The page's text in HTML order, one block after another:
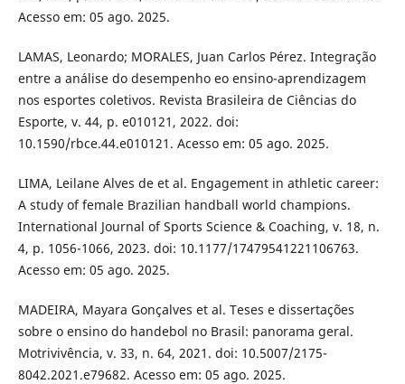
Acesso em: 05 ago. 2025.
LAMAS, Leonardo; MORALES, Juan Carlos Pérez. Integração
entre a análise do desempenho eo ensino-aprendizagem
nos esportes coletivos. Revista Brasileira de Ciências do
Esporte, v. 44, p. e010121, 2022. doi:
10.1590/rbce.44.e010121. Acesso em: 05 ago. 2025.
LIMA, Leilane Alves de et al. Engagement in athletic career:
A study of female Brazilian handball world champions.
International Journal of Sports Science & Coaching, v. 18, n.
4, p. 1056-1066, 2023. doi: 10.1177/17479541221106763.
Acesso em: 05 ago. 2025.
MADEIRA, Mayara Gonçalves et al. Teses e dissertações
sobre o ensino do handebol no Brasil: panorama geral.
Motrivivência, v. 33, n. 64, 2021. doi: 10.5007/2175-
8042.2021.e79682. Acesso em: 05 ago. 2025.